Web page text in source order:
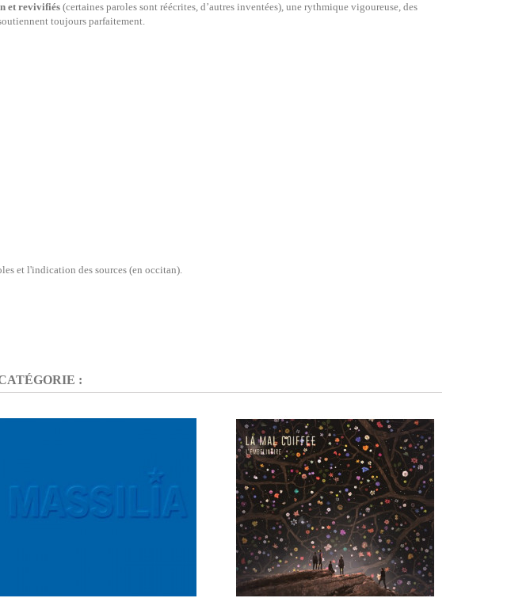
et revivifiés(certaines paroles sont réécrites, d’autres inventées), une rythmique vigoureuse, des
toujours parfaitement.
et l'indication des sources (en occitan).
: